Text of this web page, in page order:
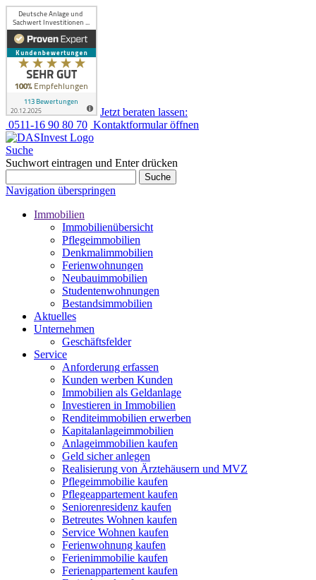
Jetzt beraten lassen:
0511-16 90 80 70 Kontaktformular öffnen
Suche
Suchwort eintragen und Enter drücken
Suche
Navigation überspringen
Immobilien
Immobilienübersicht
Pflegeimmobilien
Denkmalimmobilien
Ferienwohnungen
Neubauimmobilien
Studentenwohnungen
Bestandsimmobilien
Aktuelles
Unternehmen
Geschäftsfelder
Service
Anforderung erfassen
Kunden werben Kunden
Immobilien als Geldanlage
Investieren in Immobilien
Renditeimmobilien erwerben
Kapitalanlageimmobilien
Anlageimmobilien kaufen
Geld sicher anlegen
Realisierung von Ärztehäusern und MVZ
Pflegeimmobilie kaufen
Pflegeappartement kaufen
Seniorenresidenz kaufen
Betreutes Wohnen kaufen
Service Wohnen kaufen
Ferienwohnung kaufen
Ferienimmobilie kaufen
Ferienappartement kaufen